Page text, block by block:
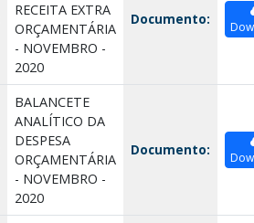
RECEITA EXTRA
ORÇAMENTÁRIA
- NOVEMBRO -
2020
Documento:
BALANCETE
ANALÍTICO DA
DESPESA
ORÇAMENTÁRIA
- NOVEMBRO -
2020
Documento: